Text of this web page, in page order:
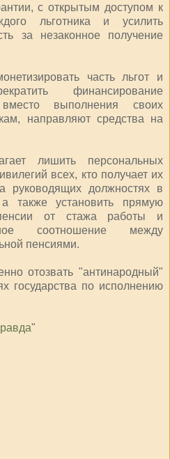
с открытым доступом к
льготника и усилить
за незаконное получение
часть льгот и
финансирование
выполнения своих
направляют средства на
лишить персональных
всех, кто получает их
руководящих должностях в
установить прямую
от стажа работы и
соотношение между
пенсиями.
отозвать "антинародный"
государства по исполнению
"